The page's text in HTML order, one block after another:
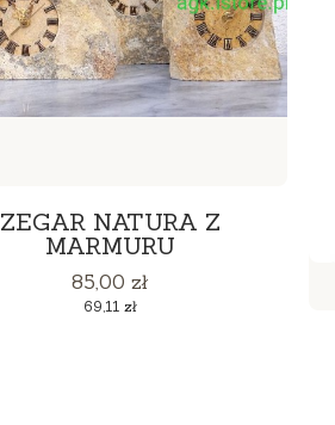
ZEGAR NATURA Z
MARMURU
Cena
85,00 zł
Cena
69,11 zł